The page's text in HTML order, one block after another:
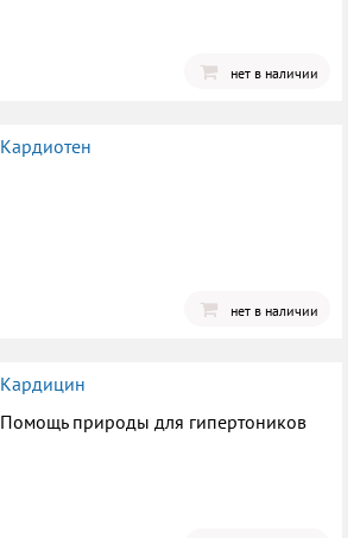
нет в наличии
Кардиотен
нет в наличии
Кардицин
Помощь природы для гипертоников